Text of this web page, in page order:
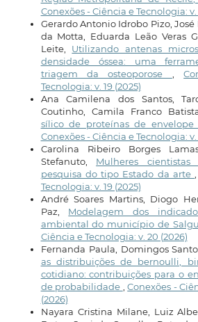
Conexões - Ciência e Tecnologia: v.
Gerardo Antonio Idrobo Pizo, José
da Motta, Eduarda Leão Veras
Leite, Utilizando antenas
densidade óssea: uma
triagem da osteoporose
,
Tecnologia: v. 19 (2025)
Ana Camilena dos Santos,
Coutinho, Camila Franco
sílico de proteínas de envelope
Conexões - Ciência e Tecnologia: v.
Carolina Ribeiro Borges
Stefanuto, Mulheres
pesquisa do tipo Estado da arte
Tecnologia: v. 19 (2025)
André Soares Martins, Diogo
Paz, Modelagem dos
ambiental do município de
Ciência e Tecnologia: v. 20 (2026)
Fernanda Paula, Domingos
as distribuições de bernoulli,
cotidiano: contribuições para o
de probabilidade
,Conexões -
(2026)
Nayara Cristina Milane, Luiz